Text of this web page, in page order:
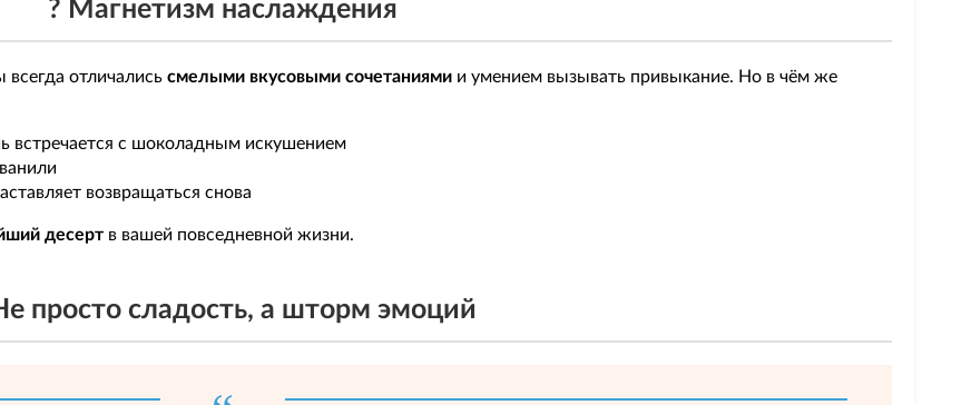
? Магнетизм наслаждения
отличались смелыми вкусовыми сочетаниями и умением вызывать привыкание. Но в чём же
встречается с шоколадным искушением
возвращаться снова
десерт в вашей повседневной жизни.
просто сладость, а шторм эмоций